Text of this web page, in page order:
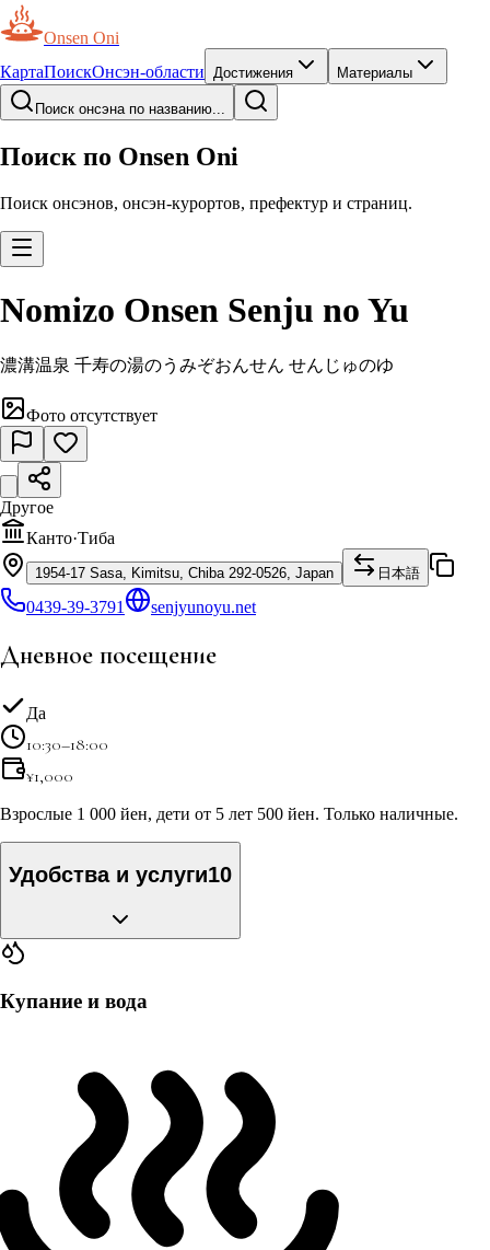
Onsen Oni
КартаПоискОнсэн-области Достижения Материалы
Поиск онсэна по названию...
Поиск по Onsen Oni
Поиск онсэнов, онсэн-курортов, префектур и страниц.
Nomizo Onsen Senju no Yu
濃溝温泉 千寿の湯のうみぞおんせん せんじゅのゆ
Фото отсутствует
Другое
Канто·Тиба
1954-17 Sasa, Kimitsu, Chiba 292-0526, Japan 日本語
0439-39-3791 senjyunoyu.net
Дневное посещение
Да
10:30–18:00
¥1,000
Взрослые 1 000 йен, дети от 5 лет 500 йен. Только наличные.
Удобства и услуги10
Купание и вода